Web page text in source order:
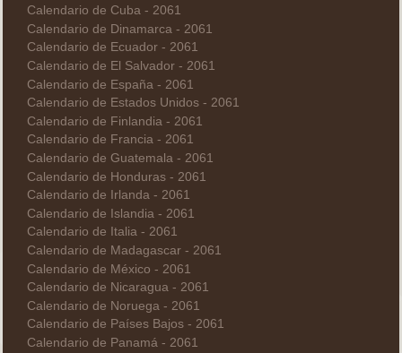
Calendario de Cuba - 2061
Calendario de Dinamarca - 2061
Calendario de Ecuador - 2061
Calendario de El Salvador - 2061
Calendario de España - 2061
Calendario de Estados Unidos - 2061
Calendario de Finlandia - 2061
Calendario de Francia - 2061
Calendario de Guatemala - 2061
Calendario de Honduras - 2061
Calendario de Irlanda - 2061
Calendario de Islandia - 2061
Calendario de Italia - 2061
Calendario de Madagascar - 2061
Calendario de México - 2061
Calendario de Nicaragua - 2061
Calendario de Noruega - 2061
Calendario de Países Bajos - 2061
Calendario de Panamá - 2061